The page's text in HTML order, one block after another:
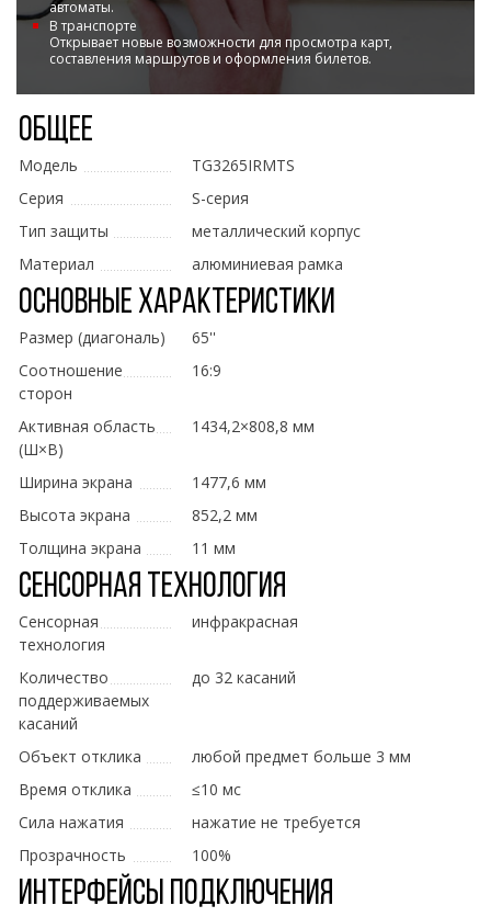
автоматы.
В транспорте
Открывает новые возможности для просмотра карт,
составления маршрутов и оформления билетов.
Общее
Модель
TG3265IRMTS
Серия
S-серия
Тип защиты
металлический корпус
Материал
алюминиевая рамка
Основные характеристики
Размер (диагональ)
65''
Соотношение
сторон
16:9
Активная область
(Ш×В)
1434,2×808,8 мм
Ширина экрана
1477,6 мм
Высота экрана
852,2 мм
Толщина экрана
11 мм
Сенсорная технология
Сенсорная
технология
инфракрасная
Количество
поддерживаемых
касаний
до 32 касаний
Объект отклика
любой предмет больше 3 мм
Время отклика
≤10 мс
Сила нажатия
нажатие не требуется
Прозрачность
100%
Интерфейсы подключения